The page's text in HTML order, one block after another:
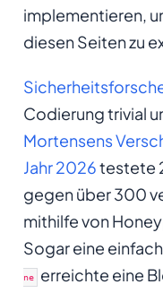
implementieren,
diesen Seiten zu
Codierung trivial
Mortensens
Jahr 2026testete
gegen über 300
mithilfe von
Sogar eine
ne erreichte eine